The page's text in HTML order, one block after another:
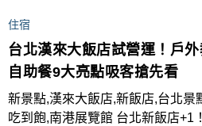
住宿
台北漢來大飯店試營運！戶
自助餐9大亮點吸客搶先看
新景點,漢來大飯店,新飯店,台北景
吃到飽,南港展覽館 台北新飯店+1